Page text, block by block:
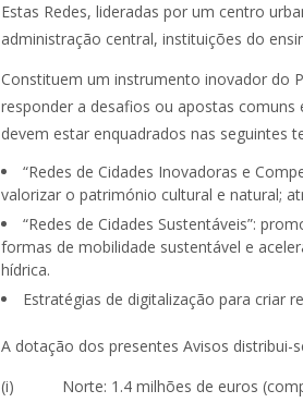
Estas Redes, lideradas por um centro
administração central, instituições do
Constituem um instrumento inovador do
responder a desafios ou apostas
devem estar enquadrados nas seguintes
“Redes de Cidades Inovadoras e
valorizar o património cultural e natural;
“Redes de Cidades Sustentáveis”:
formas de mobilidade sustentável e
hídrica.
Estratégias de digitalização para criar
A dotação dos presentes Avisos distribui-
(i) Norte: 1.4 milhões de euros